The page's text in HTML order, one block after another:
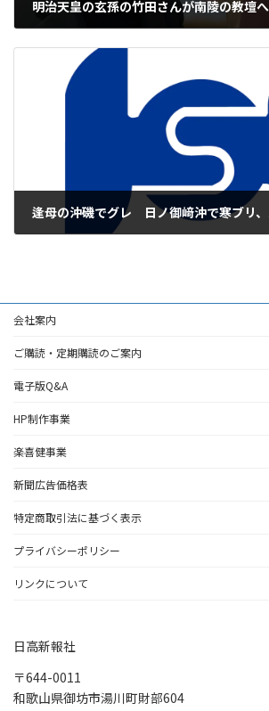
明治天皇の玄孫の竹田さんが南陵の教壇へ
逢母の沖磯でグレ 日ノ御﨑沖で寒ブリ
会社案内
ご購読・定期購読のご案内
電子版Q&A
HP制作事業
楽喜健事業
新聞広告価格表
特定商取引法に基づく表示
プライバシーポリシー
リンクについて
日高新報社
〒644-0011
和歌山県御坊市湯川町財部604